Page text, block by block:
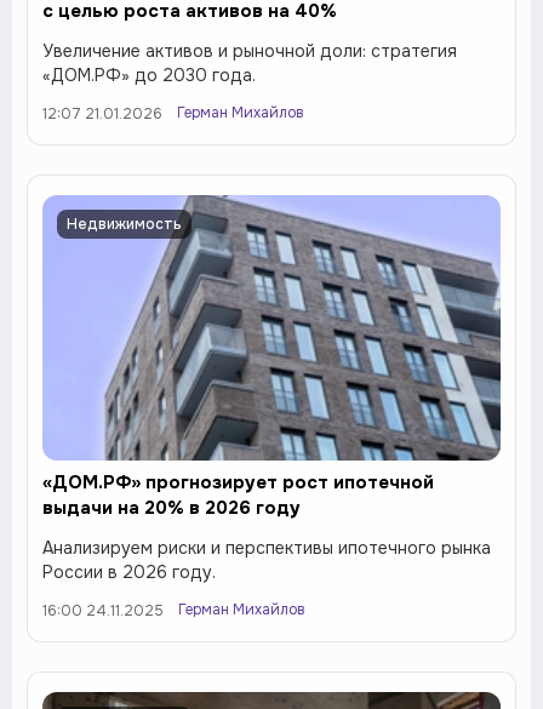
с целью роста активов на 40%
Увеличение активов и рыночной доли: стратегия
«ДОМ.РФ» до 2030 года.
12:07 21.01.2026 Герман Михайлов
Недвижимость
«ДОМ.РФ» прогнозирует рост ипотечной
выдачи на 20% в 2026 году
Анализируем риски и перспективы ипотечного рынка
России в 2026 году.
16:00 24.11.2025 Герман Михайлов